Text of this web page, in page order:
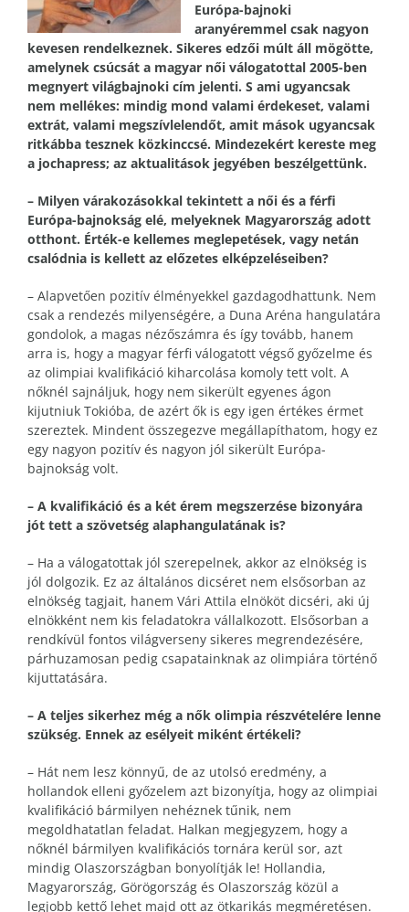
Európa-bajnoki
aranyéremmel csak nagyon
kevesen rendelkeznek. Sikeres edzői múlt áll mögötte,
amelynek csúcsát a magyar női válogatottal 2005-ben
megnyert világbajnoki cím jelenti. S ami ugyancsak
nem mellékes: mindig mond valami érdekeset, valami
extrát, valami megszívlelendőt, amit mások ugyancsak
ritkábba tesznek közkinccsé. Mindezekért kereste meg
a jochapress; az aktualitások jegyében beszélgettünk.
– Milyen várakozásokkal tekintett a női és a férfi
Európa-bajnokság elé, melyeknek Magyarország adott
otthont. Érték-e kellemes meglepetések, vagy netán
csalódnia is kellett az előzetes elképzeléseiben?
– Alapvetően pozitív élményekkel gazdagodhattunk. Nem
csak a rendezés milyenségére, a Duna Aréna hangulatára
gondolok, a magas nézőszámra és így tovább, hanem
arra is, hogy a magyar férfi válogatott végső győzelme és
az olimpiai kvalifikáció kiharcolása komoly tett volt. A
nőknél sajnáljuk, hogy nem sikerült egyenes ágon
kijutniuk Tokióba, de azért ők is egy igen értékes érmet
szereztek. Mindent összegezve megállapíthatom, hogy ez
egy nagyon pozitív és nagyon jól sikerült Európa-
bajnokság volt.
– A kvalifikáció és a két érem megszerzése bizonyára
jót tett a szövetség alaphangulatának is?
– Ha a válogatottak jól szerepelnek, akkor az elnökség is
jól dolgozik. Ez az általános dicséret nem elsősorban az
elnökség tagjait, hanem Vári Attila elnököt dicséri, aki új
elnökként nem kis feladatokra vállalkozott. Elsősorban a
rendkívül fontos világverseny sikeres megrendezésére,
párhuzamosan pedig csapatainknak az olimpiára történő
kijuttatására.
– A teljes sikerhez még a nők olimpia részvételére lenne
szükség. Ennek az esélyeit miként értékeli?
– Hát nem lesz könnyű, de az utolsó eredmény, a
hollandok elleni győzelem azt bizonyítja, hogy az olimpiai
kvalifikáció bármilyen nehéznek tűnik, nem
megoldhatatlan feladat. Halkan megjegyzem, hogy a
nőknél bármilyen kvalifikációs tornára kerül sor, azt
mindig Olaszországban bonyolítják le! Hollandia,
Magyarország, Görögország és Olaszország közül a
legjobb kettő lehet majd ott az ötkarikás megméretésen.